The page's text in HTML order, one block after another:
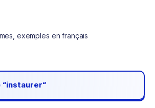
exemples en français
“instaurer“